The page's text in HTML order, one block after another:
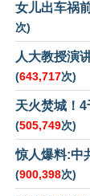
女儿出车祸
次)
人大教授演
(643,717次)
天火焚城！
(505,749次)
惊人爆料:中
(900,398次)